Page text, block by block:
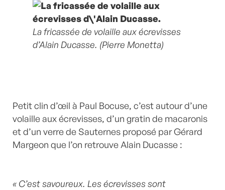
La fricassée de volaille aux écrevisses
d’Alain Ducasse. (Pierre Monetta)
Petit clin d’œil à Paul Bocuse, c’est autour d’une
volaille aux écrevisses, d’un gratin de macaronis
et d’un verre de Sauternes proposé par Gérard
Margeon que l’on retrouve Alain Ducasse :
« C’est savoureux. Les écrevisses sont